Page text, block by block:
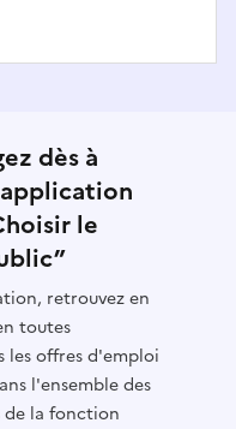
du service
dès à
le
retrouvez en
toutes
les offres d'emploi
l'ensemble des
de la fonction